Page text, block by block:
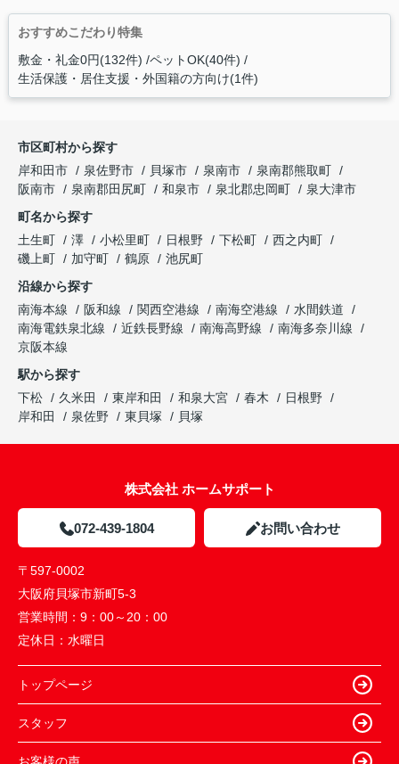
おすすめこだわり特集
敷金・礼金0円(132件) ペットOK(40件)
生活保護・居住支援・外国籍の方向け(1件)
市区町村から探す
岸和田市
泉佐野市 貝塚市 泉南市
泉南郡熊取町
阪南市
泉南郡田尻町 和泉市 泉北郡忠岡町
泉大津市
町名から探す
土生町
澤 小松里町 日根野 下松町
西之内町
磯上町
加守町 鶴原
池尻町
沿線から探す
南海本線
阪和線 関西空港線 南海空港線
水間鉄道
南海電鉄泉北線
近鉄長野線 南海高野線
南海多奈川線
京阪本線
駅から探す
下松
久米田 東岸和田 和泉大宮 春木
日根野
岸和田
泉佐野 東貝塚 貝塚
株式会社 ホームサポート
072-439-1804 お問い合わせ
〒597-0002
大阪府貝塚市新町5-3
営業時間： 9：00～20：00
定休日： 水曜日
トップページ
スタッフ
お客様の声